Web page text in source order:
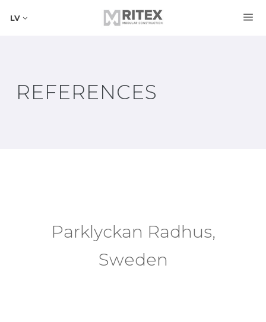
LV
REFERENCES
Parklyckan Radhus,
Sweden